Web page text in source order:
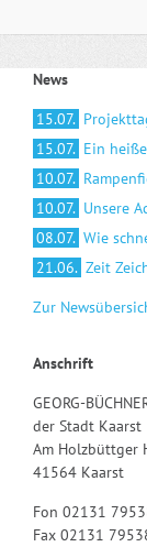
News
15.07.
15.07. Ein
10.07.
10.07. Unsere
08.07. Wie
21.06. Zeit
Zur
Anschrift
GEORG-
der Stadt Kaarst
Am Holzbüttger
41564 Kaarst
Fon 02131
Fax 02131